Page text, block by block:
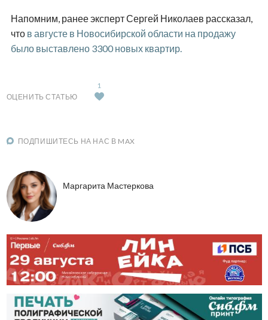
Напомним, ранее эксперт Сергей Николаев рассказал,
что в августе в Новосибирской области на продажу
было выставлено 3300 новых квартир.
ОЦЕНИТЬ СТАТЬЮ
1
ПОДПИШИТЕСЬ НА НАС В MAX
Маргарита Мастеркова